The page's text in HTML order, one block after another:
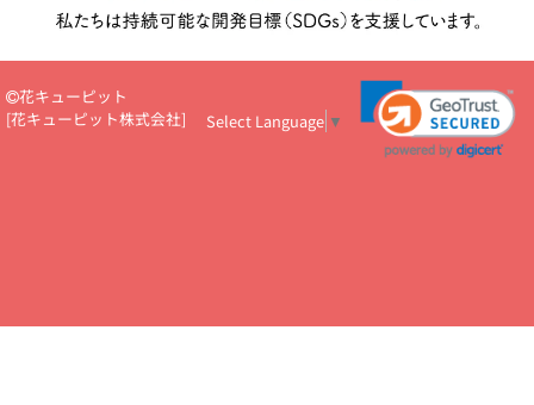
彩心理学」で選ぶ方法
結婚祝いの予算相場
出産祝いお役立ち情
ール
新築引っ越し祝いコラム お祝い花のマナー総まとめ
職
場上司や先輩へ贈るお祝い花の正解は？
開店祝いの花 選び方ガイ
あり)
花キューピット×専門家
CO2排出量削減 / SDGsを考える
花キューピット
[花キューピット株式会社] Select Language ▼